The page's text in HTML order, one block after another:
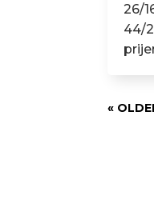
26/
44/
«